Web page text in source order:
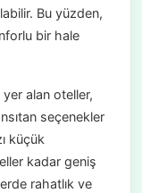
Bu yüzden,
bir hale
alan oteller,
seçenekler
küçük
kadar geniş
rahatlık ve